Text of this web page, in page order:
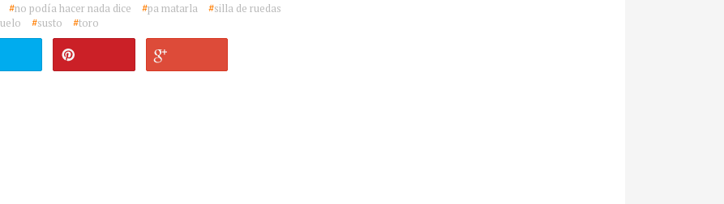
#no podía hacer nada dice #pa matarla #silla de ruedas
#susto #toro